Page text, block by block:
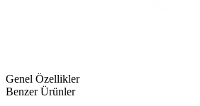
Genel Özellikler
Benzer Ürünler